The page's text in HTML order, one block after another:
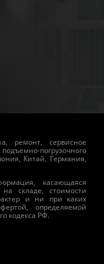
ремонт, сервисное
погрузочного
Китай, Германия,
касающаяся
на складе, стоимости
и ни при каких
определяемой
кодекса РФ.